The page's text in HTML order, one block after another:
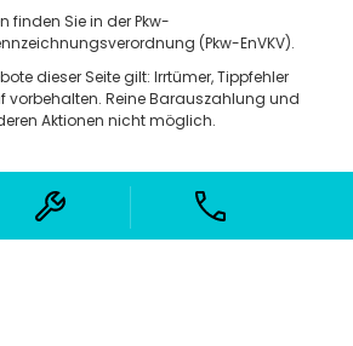
finden Sie in der Pkw-
(Pkw-EnVKV).
dieser Seite gilt: Irrtümer, Tippfehler
vorbehalten. Reine Barauszahlung und
Aktionen nicht möglich.
oder teilweise mit künstlicher
wurden.